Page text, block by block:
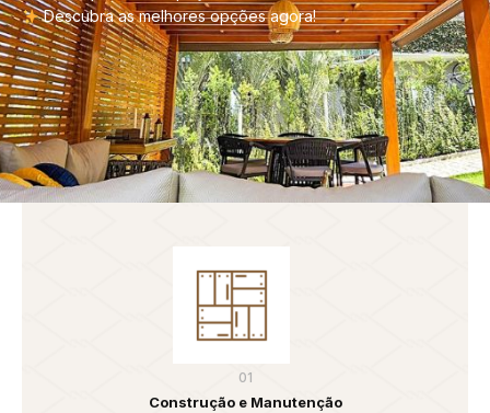
Descubra as melhores opções agora!
01
Construção e Manutenção